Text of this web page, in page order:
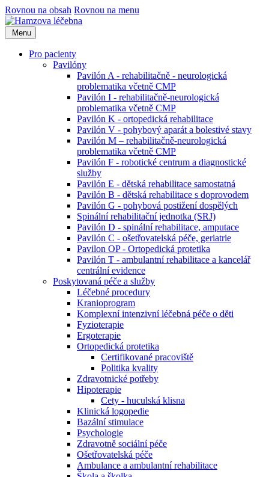
Rovnou na obsah Rovnou na menu
Menu
Pro pacienty
Pavilóny
Pavilón A - rehabilitačně - neurologická
problematika včetně CMP
Pavilón I - rehabilitačně-neurologická
problematika včetně CMP
Pavilón K - ortopedická rehabilitace
Pavilón V - pohybový aparát a bolestivé stavy
Pavilón M – rehabilitačně-neurologická
problematika včetně CMP
Pavilón F - robotické centrum a diagnostické
služby
Pavilón E - dětská rehabilitace samostatná
Pavilón B - dětská rehabilitace s doprovodem
Pavilón G - pohybová postižení dospělých
Spinální rehabilitační jednotka (SRJ)
Pavilón D - spinální rehabilitace, amputace
Pavilón C - ošetřovatelská péče, geriatrie
Pavilon OP - Ortopedická protetika
Pavilón T - ambulantní rehabilitace a kancelář
centrální evidence
Poskytovaná péče a služby
Léčebné procedury
Kranioprogram
Komplexní intenzivní léčebná péče o děti
Fyzioterapie
Ergoterapie
Ortopedická protetika
Certifikované pracoviště
Politika kvality
Zdravotnické potřeby
Hipoterapie
Cety - huculská klisna
Klinická logopedie
Bazální stimulace
Psychologie
Zdravotně sociální péče
Ošetřovatelská péče
Ambulance a ambulantní rehabilitace